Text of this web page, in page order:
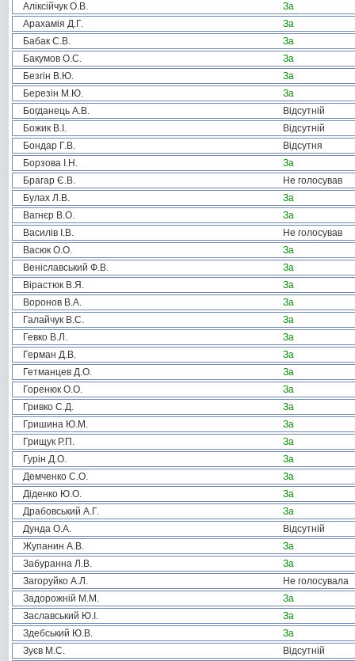
Аліксійчук О.В.
За
Арахамія Д.Г.
За
Бабак С.В.
За
Бакумов О.С.
За
Безгін В.Ю.
За
Березін М.Ю.
За
Богданець А.В.
Відсутній
Божик В.І.
Відсутній
Бондар Г.В.
Відсутня
Борзова І.Н.
За
Брагар Є.В.
Не голосував
Булах Л.В.
За
Вагнєр В.О.
За
Василів І.В.
Не голосував
Васюк О.О.
За
Веніславський Ф.В.
За
Вірастюк В.Я.
За
Воронов В.А.
За
Галайчук В.С.
За
Гевко В.Л.
За
Герман Д.В.
За
Гетманцев Д.О.
За
Горенюк О.О.
За
Гривко С.Д.
За
Гришина Ю.М.
За
Грищук Р.П.
За
Гурін Д.О.
За
Демченко С.О.
За
Діденко Ю.О.
За
Драбовський А.Г.
За
Дунда О.А.
Відсутній
Жупанин А.В.
За
Забуранна Л.В.
За
Загоруйко А.Л.
Не голосувала
Задорожній М.М.
За
Заславський Ю.І.
За
Здебський Ю.В.
За
Зуєв М.С.
Відсутній